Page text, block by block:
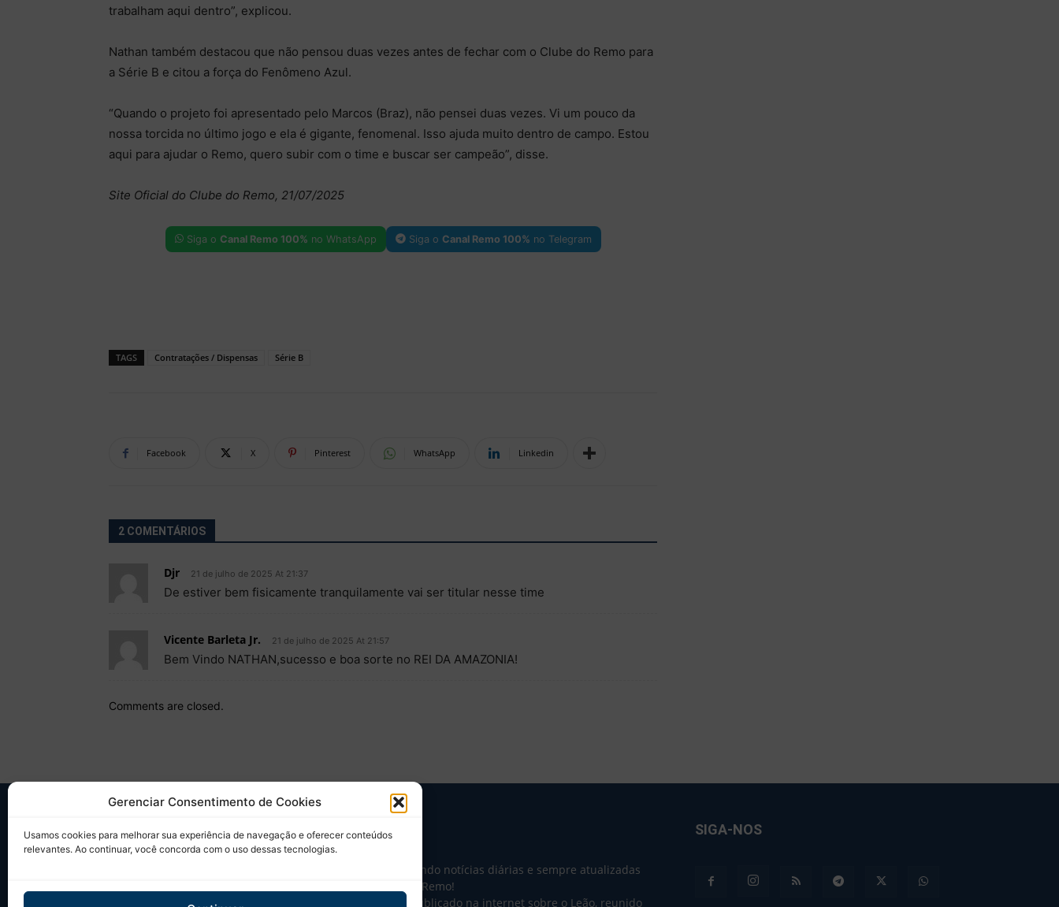
Gerenciar Consentimento de Cookies
Usamos cookies para melhorar sua experiência de navegação e oferecer conteúdos
relevantes. Ao continuar, você concorda com o uso dessas tecnologias.
trabalham aqui dentro”, explicou.
Nathan também destacou que não pensou duas vezes antes de fechar com o Clube do Remo para
a Série B e citou a força do Fenômeno Azul.
“Quando o projeto foi apresentado pelo Marcos (Braz), não pensei duas vezes. Vi um pouco da
nossa torcida no último jogo e ela é gigante, fenomenal. Isso ajuda muito dentro de campo. Estou
aqui para ajudar o Remo, quero subir com o time e buscar ser campeão”, disse.
Site Oficial do Clube do Remo, 21/07/2025
Siga o Canal Remo 100% no WhatsApp Siga o Canal Remo 100% no Telegram
TAGS Contratações / Dispensas Série B
Facebook X Pinterest WhatsApp Linkedin
2 COMENTÁRIOS
Djr 21 de julho de 2025 At 21:37
De estiver bem fisicamente tranquilamente vai ser titular nesse time
Vicente Barleta Jr. 21 de julho de 2025 At 21:57
Bem Vindo NATHAN,sucesso e boa sorte no REI DA AMAZONIA!
Comments are closed.
SOBRE NÓS
Desde 2004 trazendo notícias diárias e sempre atualizadas
sobre o Clube do Remo!
Tudo o que sai publicado na internet sobre o Leão, reunido
SIGA-NOS